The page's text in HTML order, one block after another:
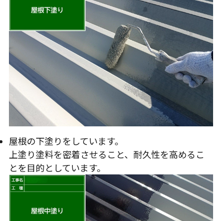
屋根の下塗りをしています。
上塗り塗料を密着させること、耐久性を高めるこ
とを目的としています。